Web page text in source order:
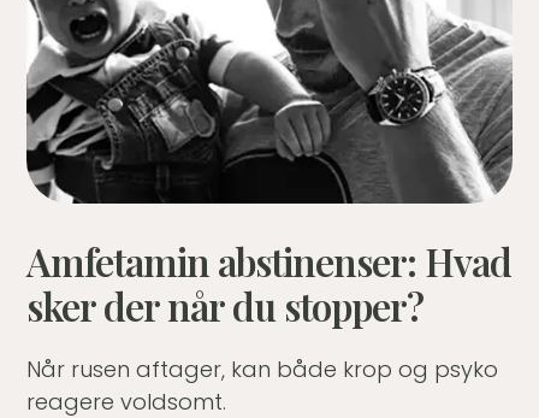
Amfetamin abstinenser: Hvad
sker der når du stopper?
Når rusen aftager, kan både krop og psyko
reagere voldsomt.